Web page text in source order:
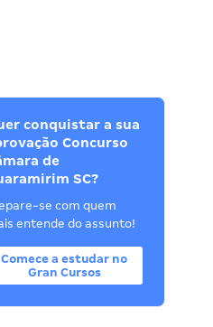
conquistar a sua
Concurso
de
SC?
se com quem
entende do assunto!
Comece a estudar no
Gran Cursos